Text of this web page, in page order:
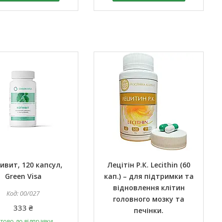
120 капсул,
Green Visa
00/027
333 ₴
Лецітін Р.К. Lecithin (60
кап.) – для підтримки та
відновлення клітин
головного мозку та
печінки.